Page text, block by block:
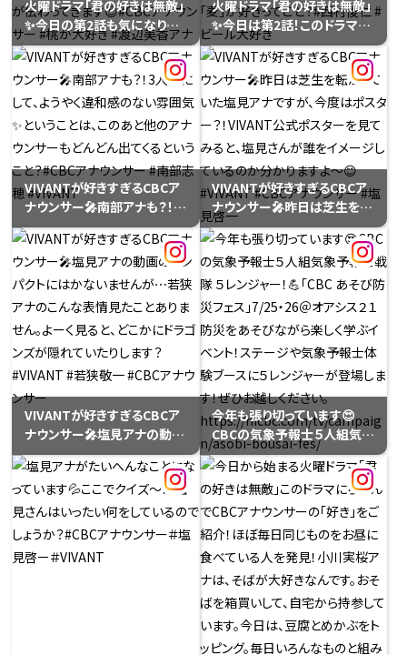
火曜ドラマ「君の好きは無敵」
✨️今日の第2話も気になりま
す。このドラマにちなんでCBC
アナウンサーの「好き」をご紹
介！渡辺美香アナはとにかく
「桃」が大好き🍑種までしゃぶ
りつくすという美香さん。桃を
大事そうに持つ姿からも「好
き」が伝わってきます😍#CBC
アナウンサー #桃が大好き #
渡辺美香アナ
火曜ドラマ「君の好きは無敵」
✨️今日は第2話！このドラマに
ちなんでCBCアナウンサーの
「好き」を紹介しています。西村
アナが持っているのは麦茶。1
日1本じゃ足りません。仕事が
終わると⋯麦茶から、麦酒 (ビ
ール) へ🍺ということは、「麦」
が好きってこと？#西村俊仁 #
ビール大好き
VIVANTが好きすぎるCBCア
ナウンサー🎤南部アナも？！3
人目にして、ようやく違和感の
ない雰囲気✨️ということは、こ
のあと他のアナウンサーもど
んどん出てくるということ？
#CBCアナウンサー #南部志
穂 #VIVANT
VIVANTが好きすぎるCBCア
ナウンサー🎤昨日は芝生を転
がっていた塩見アナですが、今
度はポスター？！VIVANT公式
ポスターを見てみると、塩見さ
んが誰をイメージしているの
か分かりますよ～😊
#VIVANT #CBCアナウンサー
#塩見啓一
VIVANTが好きすぎるCBCア
ナウンサー🎤塩見アナの動画
のインパクトにはかないませ
んが⋯若狭アナのこんな表情
見たことありません。よーく見
ると、どこかにドラゴンズが隠
れていたりします？#VIVANT
#若狭敬一 #CBCアナウンサ
ー
今年も張り切っています😍
CBCの気象予報士５人組気象
予報士戦隊 ５レンジャー！💪
「CBC あそび防災フェス」
7/25・26＠オアシス２１防災
をあそびながら楽しく学ぶイ
ベント！ステージや気象予報
士体験ブースに５レンジャー
が登場します！ぜひお越しくだ
さい。
https://hicbc.com/tv/ca
mpaign/asobi-bousai-
fes/